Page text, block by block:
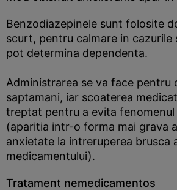
Benzodiazepinele sunt folosite
scurt, pentru calmare in cazurile
pot determina dependenta.
Administrarea se va face pentru
saptamani, iar scoaterea
treptat pentru a evita
(aparitia intr-o forma mai grava
anxietate la intreruperea brusca
medicamentului).
Tratament nemedicamentos